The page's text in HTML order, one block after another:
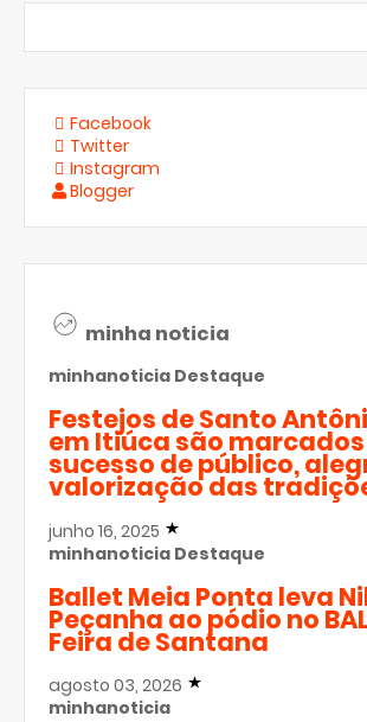
Facebook
Twitter
Instagram
Blogger
minha noticia
minhanoticia Destaque
Festejos de Santo
em Itiúca são
sucesso de público,
valorização das
junho 16, 2025
minhanoticia Destaque
Ballet Meia Ponta leva
Peçanha ao pódio no
Feira de Santana
agosto 03, 2026
minhanoticia